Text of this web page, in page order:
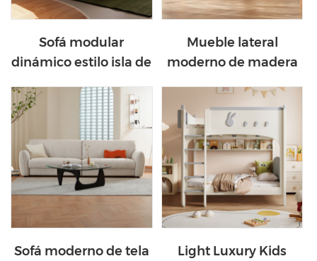
Sofá modular
dinámico estilo isla de
PS817-A
Mueble lateral
moderno de madera
Sofá moderno de tela
Light Luxury Kids